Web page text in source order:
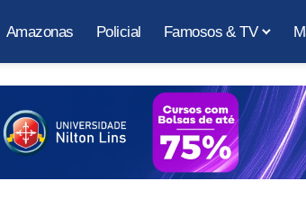
Amazonas Policial Famosos & TV